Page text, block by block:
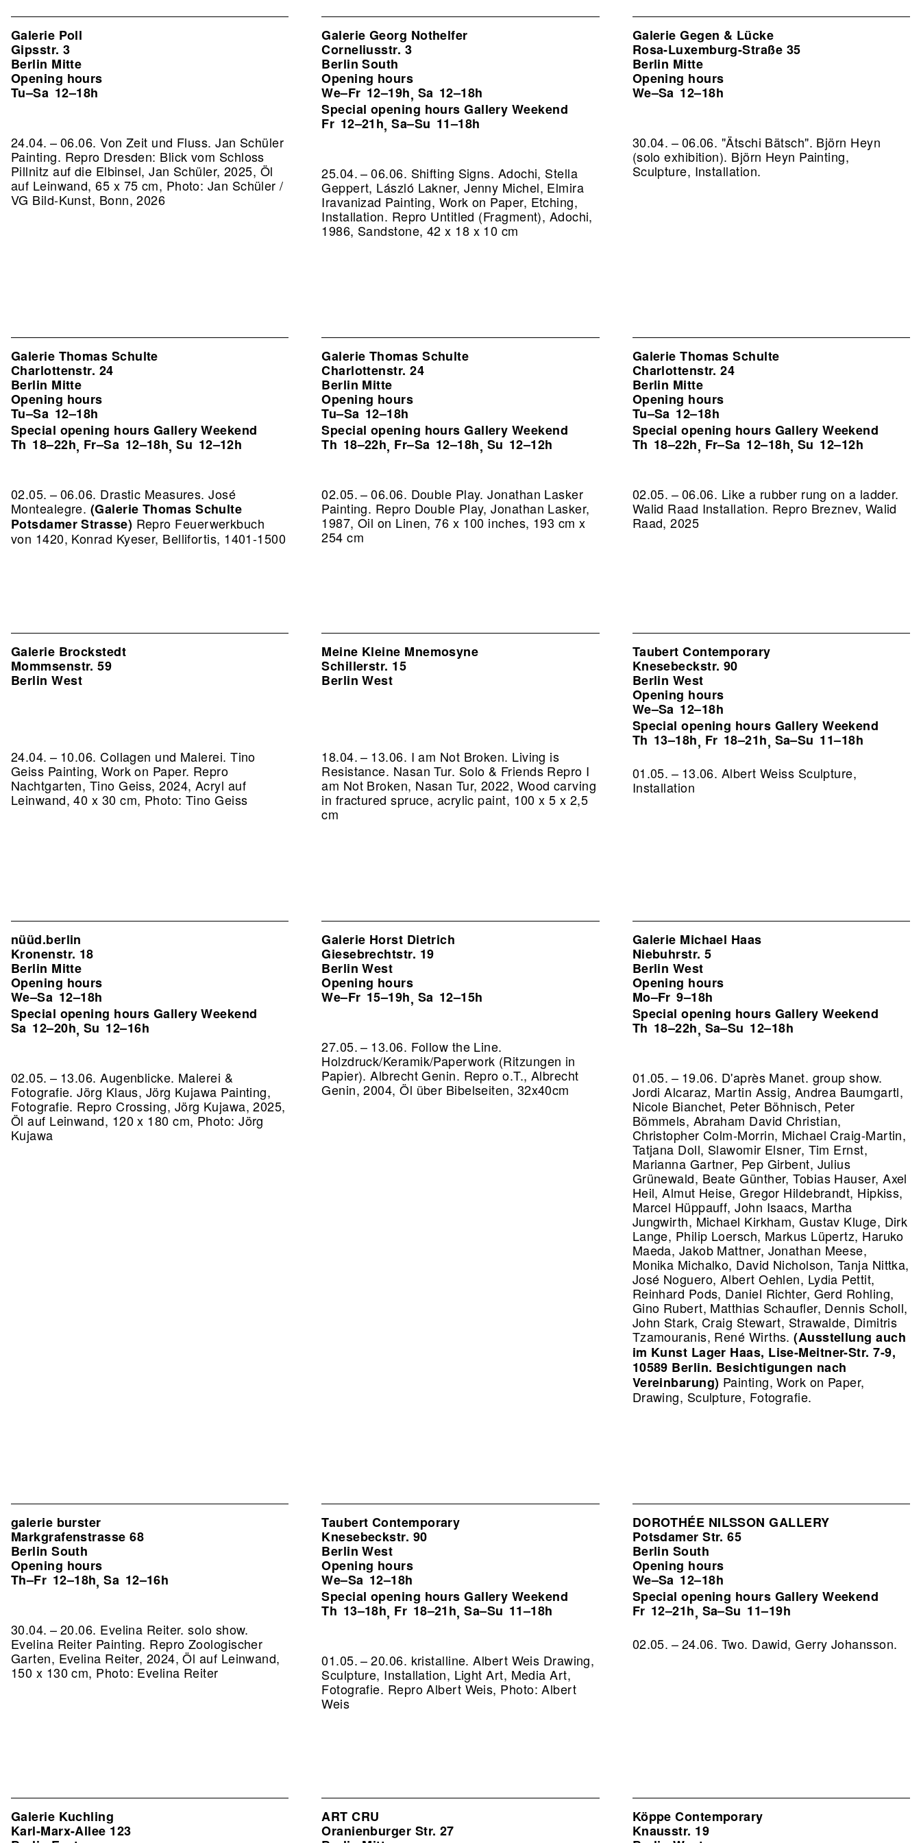
Galerie Poll
Gipsstr. 3
Berlin Mitte
Opening hours
Tu–Sa 12–18h
24.04. – 06.06. Von Zeit und Fluss. Jan Schüler
Painting. Repro Dresden: Blick vom Schloss
Pillnitz auf die Elbinsel, Jan Schüler, 2025, Öl
auf Leinwand, 65 x 75 cm, Photo: Jan Schüler /
VG Bild-Kunst, Bonn, 2026
Galerie Georg Nothelfer
Corneliusstr. 3
Berlin South
Opening hours
We–Fr 12–19h, Sa 12–18h
Special opening hours Gallery Weekend
Fr 12–21h,Sa–Su 11–18h
25.04. – 06.06. Shifting Signs. Adochi, Stella
Geppert, László Lakner, Jenny Michel, Elmira
Iravanizad Painting, Work on Paper, Etching,
Installation. Repro Untitled (Fragment), Adochi,
1986, Sandstone, 42 x 18 x 10 cm
Galerie Gegen & Lücke
Rosa-Luxemburg-Straße 35
Berlin Mitte
Opening hours
We–Sa 12–18h
30.04. – 06.06. "Ätschi Bätsch". Björn Heyn
(solo exhibition). Björn Heyn Painting,
Sculpture, Installation.
Galerie Thomas Schulte
Charlottenstr. 24
Berlin Mitte
Opening hours
Tu–Sa 12–18h
Special opening hours Gallery Weekend
Th 18–22h, Fr–Sa 12–18h,Su 12–12h
02.05. – 06.06. Drastic Measures. José
Montealegre. (Galerie Thomas Schulte
Potsdamer Strasse) Repro Feuerwerkbuch
von 1420, Konrad Kyeser, Bellifortis, 1401-1500
Galerie Thomas Schulte
Charlottenstr. 24
Berlin Mitte
Opening hours
Tu–Sa 12–18h
Special opening hours Gallery Weekend
Th 18–22h, Fr–Sa 12–18h, Su 12–12h
02.05. – 06.06. Double Play. Jonathan Lasker
Painting. Repro Double Play, Jonathan Lasker,
1987, Oil on Linen, 76 x 100 inches, 193 cm x
254 cm
Galerie Thomas Schulte
Charlottenstr. 24
Berlin Mitte
Opening hours
Tu–Sa 12–18h
Special opening hours Gallery Weekend
Th 18–22h, Fr–Sa 12–18h, Su 12–12h
02.05. – 06.06. Like a rubber rung on a ladder.
Walid Raad Installation. Repro Breznev, Walid
Raad, 2025
Galerie Brockstedt
Mommsenstr. 59
Berlin West
24.04. – 10.06. Collagen und Malerei. Tino
Geiss Painting, Work on Paper. Repro
Nachtgarten, Tino Geiss, 2024, Acryl auf
Leinwand, 40 x 30 cm, Photo: Tino Geiss
Meine Kleine Mnemosyne
Schillerstr. 15
Berlin West
18.04. – 13.06. I am Not Broken. Living is
Resistance. Nasan Tur. Solo & Friends Repro I
am Not Broken, Nasan Tur, 2022, Wood carving
in fractured spruce, acrylic paint, 100 x 5 x 2,5
cm
Taubert Contemporary
Knesebeckstr. 90
Berlin West
Opening hours
We–Sa 12–18h
Special opening hours Gallery Weekend
Th 13–18h, Fr 18–21h, Sa–Su 11–18h
01.05. – 13.06. Albert Weiss Sculpture,
Installation
nüüd.berlin
Kronenstr. 18
Berlin Mitte
Opening hours
We–Sa 12–18h
Special opening hours Gallery Weekend
Sa 12–20h, Su 12–16h
02.05. – 13.06. Augenblicke. Malerei &
Fotografie. Jörg Klaus, Jörg Kujawa Painting,
Fotografie. Repro Crossing, Jörg Kujawa, 2025,
Öl auf Leinwand, 120 x 180 cm, Photo: Jörg
Kujawa
Galerie Horst Dietrich
Giesebrechtstr. 19
Berlin West
Opening hours
We–Fr 15–19h, Sa 12–15h
27.05. – 13.06. Follow the Line.
Holzdruck/Keramik/Paperwork (Ritzungen in
Papier). Albrecht Genin. Repro o.T., Albrecht
Genin, 2004, Öl über Bibelseiten, 32x40cm
Galerie Michael Haas
Niebuhrstr. 5
Berlin West
Opening hours
Mo–Fr 9–18h
Special opening hours Gallery Weekend
Th 18–22h, Sa–Su 12–18h
01.05. – 19.06. D'après Manet. group show.
Jordi Alcaraz, Martin Assig, Andrea Baumgartl,
Nicole Bianchet, Peter Böhnisch, Peter
Bömmels, Abraham David Christian,
Christopher Colm-Morrin, Michael Craig-Martin,
Tatjana Doll, Slawomir Elsner, Tim Ernst,
Marianna Gartner, Pep Girbent, Julius
Grünewald, Beate Günther, Tobias Hauser, Axel
Heil, Almut Heise, Gregor Hildebrandt, Hipkiss,
Marcel Hüppauff, John Isaacs, Martha
Jungwirth, Michael Kirkham, Gustav Kluge, Dirk
Lange, Philip Loersch, Markus Lüpertz, Haruko
Maeda, Jakob Mattner, Jonathan Meese,
Monika Michalko, David Nicholson, Tanja Nittka,
José Noguero, Albert Oehlen, Lydia Pettit,
Reinhard Pods, Daniel Richter, Gerd Rohling,
Gino Rubert, Matthias Schaufler, Dennis Scholl,
John Stark, Craig Stewart, Strawalde, Dimitris
Tzamouranis, René Wirths.(Ausstellung auch
im Kunst Lager Haas, Lise-Meitner-Str. 7-9,
10589 Berlin. Besichtigungen nach
Vereinbarung) Painting, Work on Paper,
Drawing, Sculpture, Fotografie.
galerie burster
Markgrafenstrasse 68
Berlin South
Opening hours
Th–Fr 12–18h,Sa 12–16h
30.04. – 20.06. Evelina Reiter. solo show.
Evelina Reiter Painting. Repro Zoologischer
Garten, Evelina Reiter, 2024, Öl auf Leinwand,
150 x 130 cm, Photo: Evelina Reiter
Taubert Contemporary
Knesebeckstr. 90
Berlin West
Opening hours
We–Sa 12–18h
Special opening hours Gallery Weekend
Th 13–18h, Fr 18–21h,Sa–Su 11–18h
01.05. – 20.06. kristalline. Albert Weis Drawing,
Sculpture, Installation, Light Art, Media Art,
Fotografie. Repro Albert Weis, Photo: Albert
Weis
DOROTHÉE NILSSON GALLERY
Potsdamer Str. 65
Berlin South
Opening hours
We–Sa 12–18h
Special opening hours Gallery Weekend
Fr 12–21h, Sa–Su 11–19h
02.05. – 24.06. Two. Dawid, Gerry Johansson.
Galerie Kuchling
Karl-Marx-Allee 123
ART CRU
Oranienburger Str. 27
Köppe Contemporary
Knausstr. 19